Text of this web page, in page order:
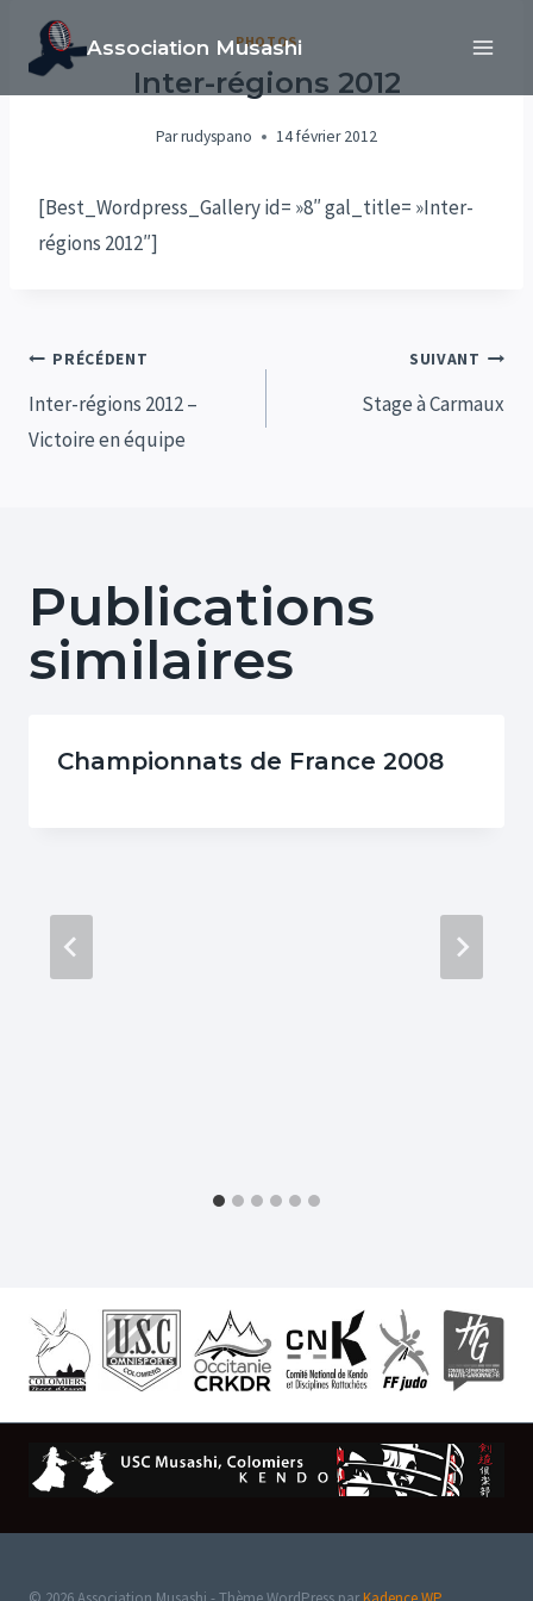
Association Musashi
PHOTOS
Inter-régions 2012
Parrudyspano 14 février 2012
[Best_Wordpress_Gallery id= »8″ gal_title= »Inter-
régions 2012″]
Navigation
de
l’article
PRÉCÉDENT
Inter-régions 2012 –
Victoire en équipe
SUIVANT
Stage à Carmaux
Publications
similaires
Championnats de France 2008